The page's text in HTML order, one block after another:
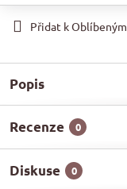
Přidat k Oblíbeným
Popis
Recenze 0
Diskuse 0